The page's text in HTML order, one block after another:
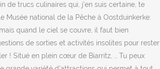
de trucs culinaires qui, j'en suis certaine, te
Musée national de la Pêche à Oostduinkerke.
quand le ciel se couvre, il faut bien
de sorties et activités insolites pour rester
! Situé en plein cœur de Biarritz, … Tu peux